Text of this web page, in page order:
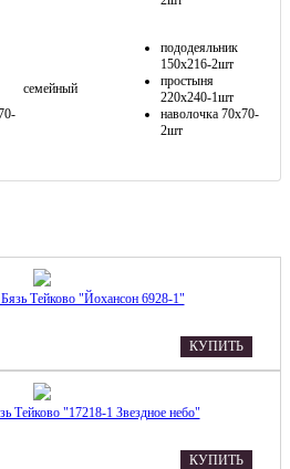
семейный
пододеяльник
150х216-2шт
простыня
220х240-1шт
наволочка 70х70-
2шт
Бязь Тейково "Йохансон 6928-1"
КУПИТЬ
Тейково "17218-1 Звездное небо"
КУПИТЬ